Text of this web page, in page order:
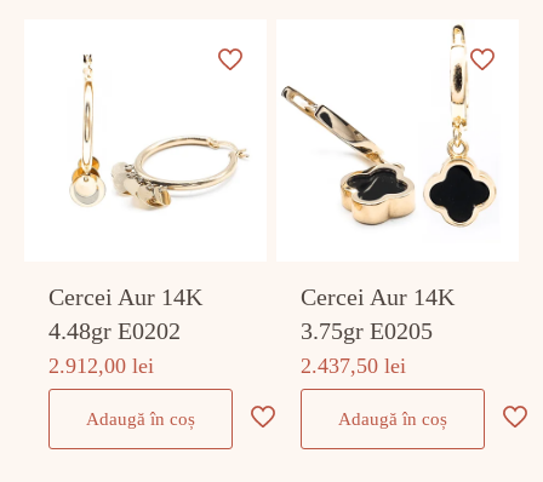
Cercei Aur 14K
4.48gr E0202
2.912,00lei
Adaugă în coș
Cercei Aur 14K
3.75gr E0205
2.437,50lei
Adaugă în coș